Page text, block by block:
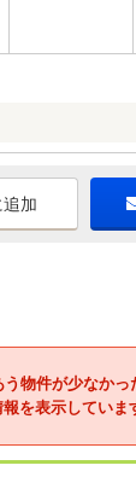
加
物件が少なかっ
を表示していま